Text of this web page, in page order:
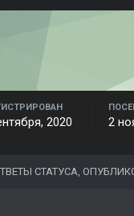
2020 2
СТАТУСА,